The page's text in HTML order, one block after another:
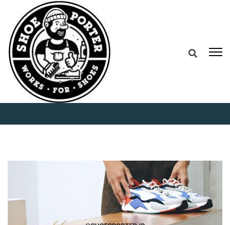
Home
Laundry Sepatu Terdekat by
Shoeporter: Cuci Aman, Sepatu Seperti Baru